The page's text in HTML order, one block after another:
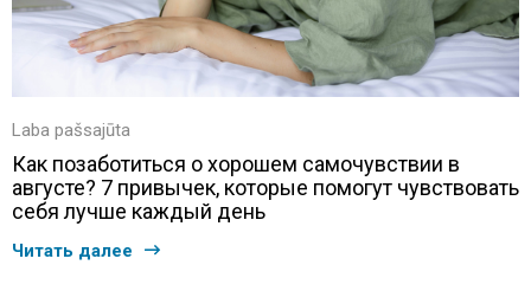
Laba pašsajūta
Как позаботиться о хорошем самочувствии в
августе? 7 привычек, которые помогут чувствовать
себя лучше каждый день
Читать далее